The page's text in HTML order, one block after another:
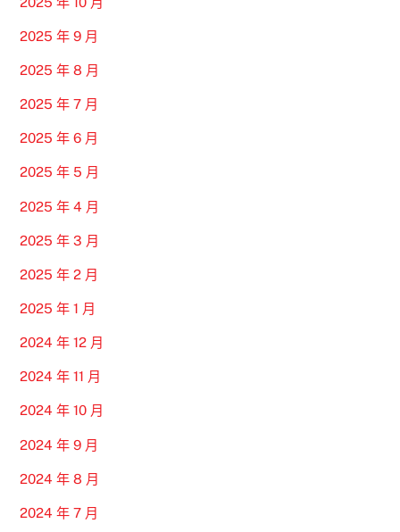
2025 年 9 月
2025 年 8 月
2025 年 7 月
2025 年 6 月
2025 年 5 月
2025 年 4 月
2025 年 3 月
2025 年 2 月
2025 年 1 月
2024 年 12 月
2024 年 11 月
2024 年 10 月
2024 年 9 月
2024 年 8 月
2024 年 7 月